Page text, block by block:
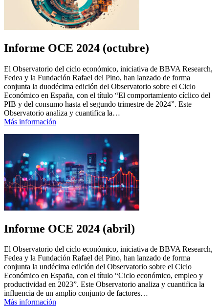
Informe OCE 2024 (octubre)
El Observatorio del ciclo económico, iniciativa de BBVA Research,
Fedea y la Fundación Rafael del Pino, han lanzado de forma
conjunta la duodécima edición del Observatorio sobre el Ciclo
Económico en España, con el título “El comportamiento cíclico del
PIB y del consumo hasta el segundo trimestre de 2024”. Este
Observatorio analiza y cuantifica la…
Más información
Informe OCE 2024 (abril)
El Observatorio del ciclo económico, iniciativa de BBVA Research,
Fedea y la Fundación Rafael del Pino, han lanzado de forma
conjunta la undécima edición del Observatorio sobre el Ciclo
Económico en España, con el título “Ciclo económico, empleo y
productividad en 2023”. Este Observatorio analiza y cuantifica la
influencia de un amplio conjunto de factores…
Más información